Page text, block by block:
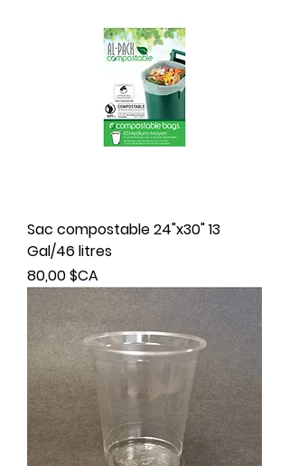
Sac compostable 24"x30" 13
Gal/46 litres
Prix
80,00 $CA